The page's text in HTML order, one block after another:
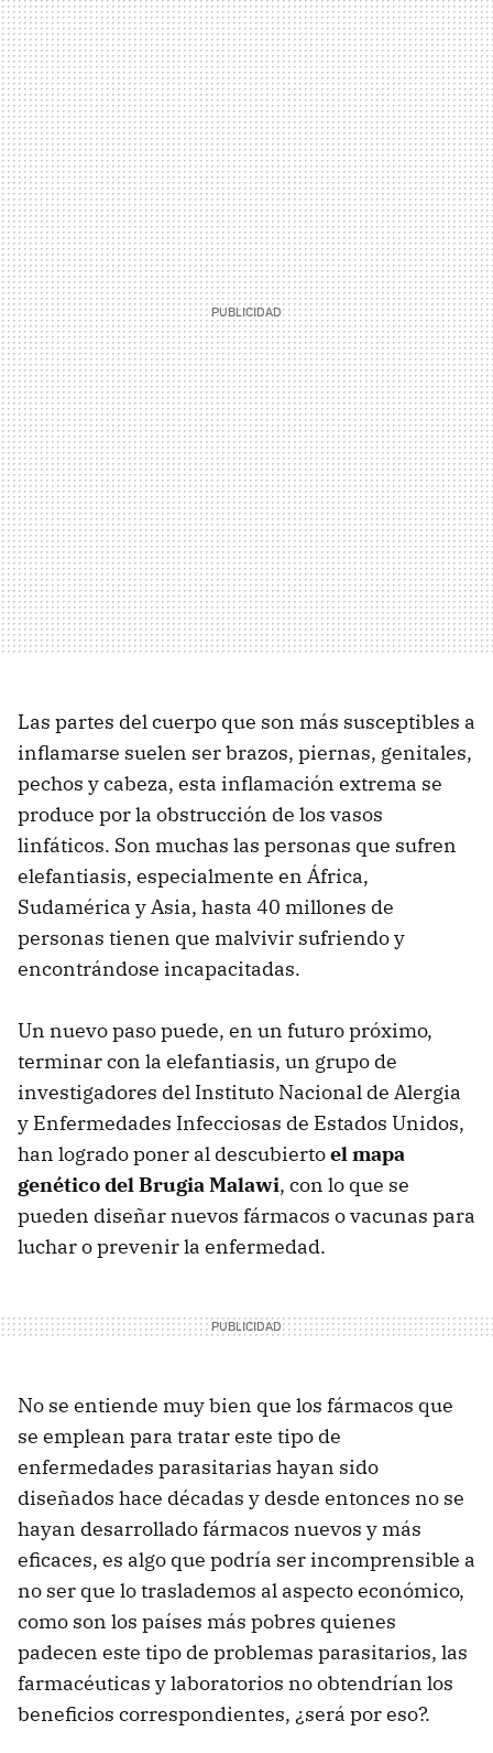
Las partes del cuerpo que son más susceptibles a
inflamarse suelen ser brazos, piernas, genitales,
pechos y cabeza, esta inflamación extrema se
produce por la obstrucción de los vasos
linfáticos. Son muchas las personas que sufren
elefantiasis, especialmente en África,
Sudamérica y Asia, hasta 40 millones de
personas tienen que malvivir sufriendo y
encontrándose incapacitadas.
Un nuevo paso puede, en un futuro próximo,
terminar con la elefantiasis, un grupo de
investigadores del Instituto Nacional de Alergia
y Enfermedades Infecciosas de Estados Unidos,
han logrado poner al descubiertoel mapa
genético del Brugia Malawi, con lo que se
pueden diseñar nuevos fármacos o vacunas para
luchar o prevenir la enfermedad.
No se entiende muy bien que los fármacos que
se emplean para tratar este tipo de
enfermedades parasitarias hayan sido
diseñados hace décadas y desde entonces no se
hayan desarrollado fármacos nuevos y más
eficaces, es algo que podría ser incomprensible a
no ser que lo traslademos al aspecto económico,
como son los países más pobres quienes
padecen este tipo de problemas parasitarios, las
farmacéuticas y laboratorios no obtendrían los
beneficios correspondientes, ¿será por eso?.